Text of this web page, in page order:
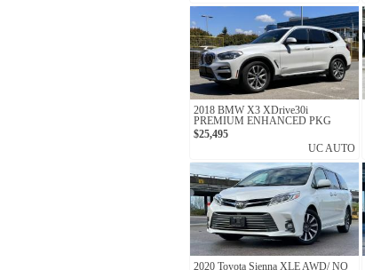
2018 BMW X3 XDrive30i
PREMIUM ENHANCED PKG
$25,495
UC AUTO
2020 Toyota Sienna XLE AWD/ NO